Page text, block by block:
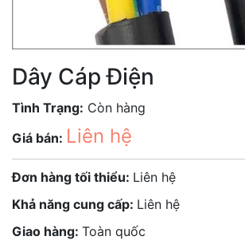
Dây Cáp Điện
Tình Trạng: Còn hàng
Giá bán: Liên hệ
Đơn hàng tối thiểu: Liên hệ
Khả năng cung cấp: Liên hệ
Giao hàng: Toàn quốc